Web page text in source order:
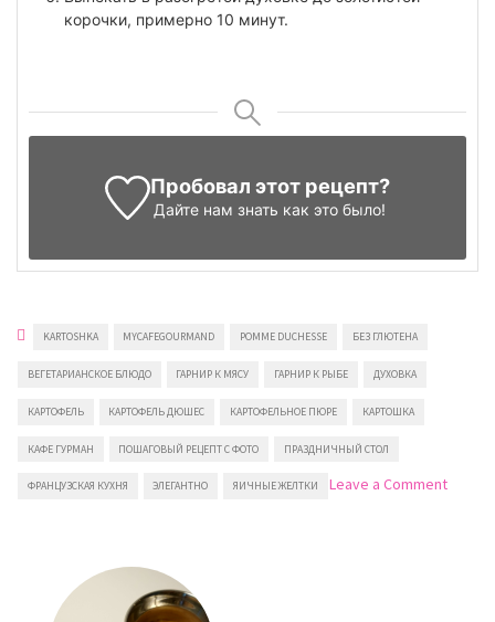
корочки, примерно 10 минут.
Пробовал этот рецепт?
Дайте нам знать как это было!
KARTOSHKA MYCAFEGOURMAND POMME DUCHESSE БЕЗ ГЛЮТЕНА
ВЕГЕТАРИАНСКОЕ БЛЮДО ГАРНИР К МЯСУ ГАРНИР К РЫБЕ ДУХОВКА
КАРТОФЕЛЬ КАРТОФЕЛЬ ДЮШЕС КАРТОФЕЛЬНОЕ ПЮРЕ КАРТОШКА
КАФЕ ГУРМАН ПОШАГОВЫЙ РЕЦЕПТ С ФОТО ПРАЗДНИЧНЫЙ СТОЛ
ФРАНЦУЗСКАЯ КУХНЯ ЭЛЕГАНТНО ЯИЧНЫЕ ЖЕЛТКИ Leave a Commenton